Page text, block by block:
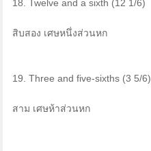
18. Twelve and a sixth (12 1/6)
สิบสอง เศษหนึ่งส่วนหก
19. Three and five-sixths (3 5/6)
สาม เศษห้าส่วนหก